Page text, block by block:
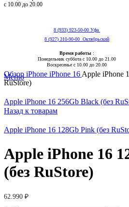
с 10.00 до 20.00
8 (933) 923-50-00 Уфа
8 (927) 310-90-00 Октябрьский
Время работы :
Понедельник суббота с 10.00 до 21.00
Воскресенье с 10.00 до 20.00
Меню
Нажмите, чтобы увеличить
Обзор iPhone iPhone 16 Apple iPhone
RuStore)
Apple iPhone 16 256Gb Black (без
Назад к товарам
Apple iPhone 16 128Gb Pink (без
Apple iPhone 16
(без RuStore)
62.990 ₽